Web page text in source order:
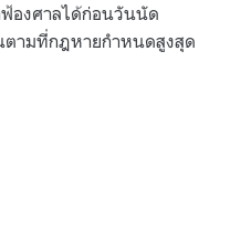
องศาลได้ก่อนวันนัด
ตามที่กฎหายกำหนดสูงสุด